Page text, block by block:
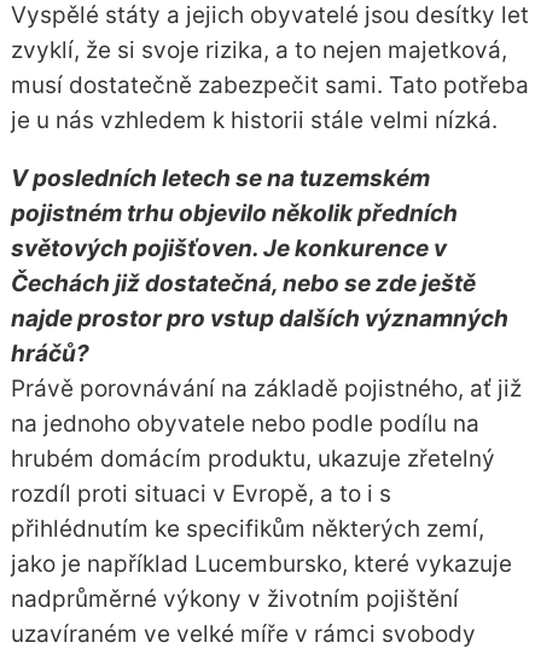
Vyspělé státy a jejich obyvatelé jsou desítky let
zvyklí, že si svoje rizika, a to nejen majetková,
musí dostatečně zabezpečit sami. Tato potřeba
je u nás vzhledem k historii stále velmi nízká.
V posledních letech se na tuzemském
pojistném trhu objevilo několik předních
světových pojišťoven. Je konkurence v
Čechách již dostatečná, nebo se zde ještě
najde prostor pro vstup dalších významných
hráčů?
Právě porovnávání na základě pojistného, ať již
na jednoho obyvatele nebo podle podílu na
hrubém domácím produktu, ukazuje zřetelný
rozdíl proti situaci v Evropě, a to i s
přihlédnutím ke specifikům některých zemí,
jako je například Lucembursko, které vykazuje
nadprůměrné výkony v životním pojištění
uzavíraném ve velké míře v rámci svobody